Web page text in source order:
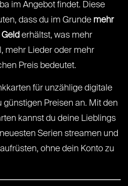
im Angebot findet. Diese
dass du im Grunde mehr
erhältst, was mehr
mehr Lieder oder mehr
Preis bedeutet.
für unzählige digitale
günstigen Preisen an. Mit den
kannst du deine Lieblings
Serien streamen und
ohne dein Konto zu